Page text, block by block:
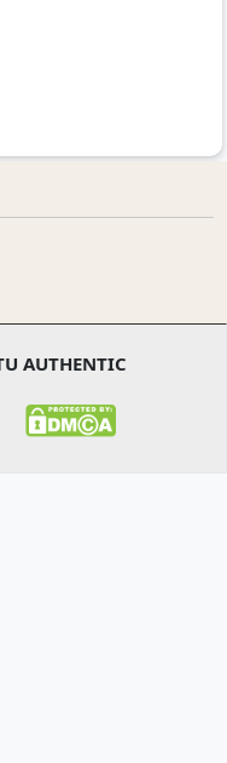
AUTHENTIC